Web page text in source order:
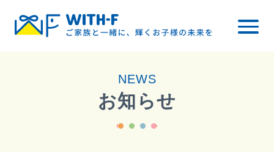
WITH-FについてNEWS
お知らせ